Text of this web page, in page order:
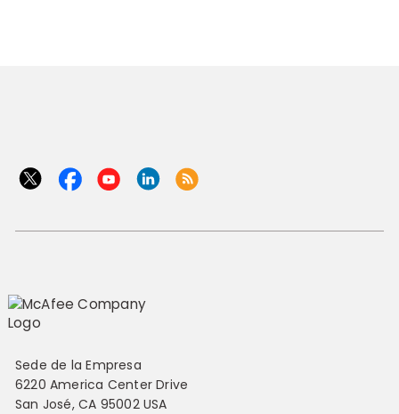
Sede de la Empresa
6220 America Center Drive
San José, CA 95002 USA